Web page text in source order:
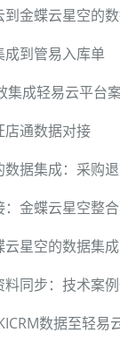
金蝶云星空的
到管易入库单
集成轻易云平台
店通数据对接
据集成：采购
星空的数据集
同步：技术案
数据至轻易